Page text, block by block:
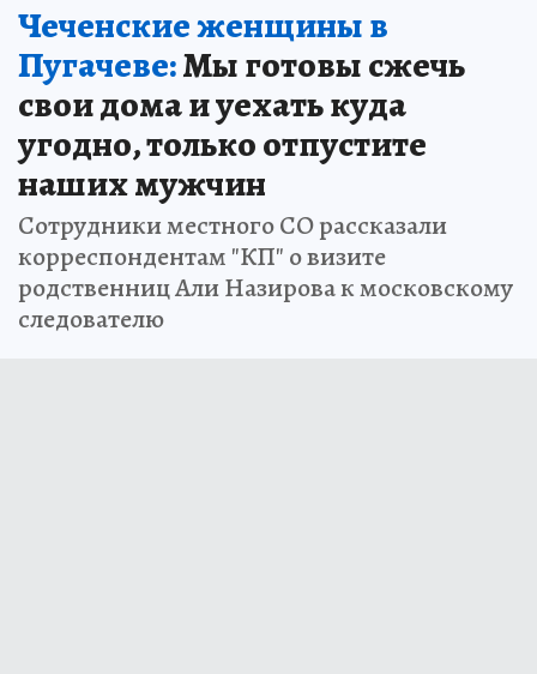
Чеченские женщины в
Пугачеве:Мы готовы сжечь
свои дома и уехать куда
угодно, только отпустите
наших мужчин
Сотрудники местного СО рассказали
корреспондентам "КП" о визите
родственниц Али Назирова к московскому
следователю